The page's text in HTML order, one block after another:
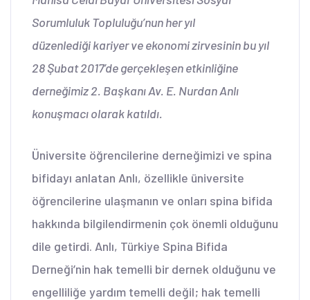
Sorumluluk Topluluğu’nun her yıl
düzenlediği kariyer ve ekonomi zirvesinin bu yıl
28 Şubat 2017’de gerçekleşen etkinliğine
derneğimiz 2. Başkanı Av. E. Nurdan Anlı
konuşmacı olarak katıldı.
Üniversite öğrencilerine derneğimizi ve spina
bifidayı anlatan Anlı, özellikle üniversite
öğrencilerine ulaşmanın ve onları spina bifida
hakkında bilgilendirmenin çok önemli olduğunu
dile getirdi. Anlı, Türkiye Spina Bifida
Derneği’nin hak temelli bir dernek olduğunu ve
engelliliğe yardım temelli değil; hak temelli